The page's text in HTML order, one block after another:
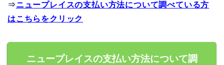
⇒ニュープレイスの支払い方法について調べている方
はこちらをクリック
ニュープレイスの支払い方法について調